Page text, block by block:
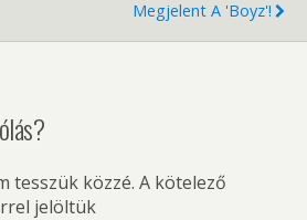
Megjelent A 'Boyz'!
tesszük közzé. A kötelező
jelöltük